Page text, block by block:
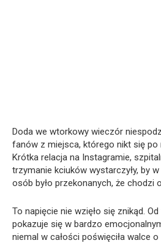
Doda we wtorkowy wieczór
fanów z miejsca, którego nikt się po
Krótka relacja na Instagramie,
trzymanie kciuków wystarczyły, by
osób było przekonanych, że chodzi
To napięcie nie wzięło się znikąd.
pokazuje się w bardzo
niemal w całości poświęciła walce